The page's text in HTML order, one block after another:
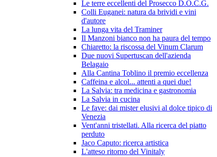
Le terre eccellenti del Prosecco D.O.C.G.
Colli Euganei: natura da brividi e vini
d'autore
La lunga vita del Traminer
Il Manzoni bianco non ha paura del tempo
Chiaretto: la riscossa del Vinum Clarum
Due nuovi Supertuscan dell'azienda
Belagaio
Alla Cantina Toblino il premio eccellenza
Caffeina e alcol... attenti a quei due!
La Salvia: tra medicina e gastronomia
La Salvia in cucina
Le fave: dai mister elusivi al dolce tipico di
Venezia
Vent'anni tristellati. Alla ricerca del piatto
perduto
Jaco Caputo: ricerca artistica
L'atteso ritorno del Vinitaly